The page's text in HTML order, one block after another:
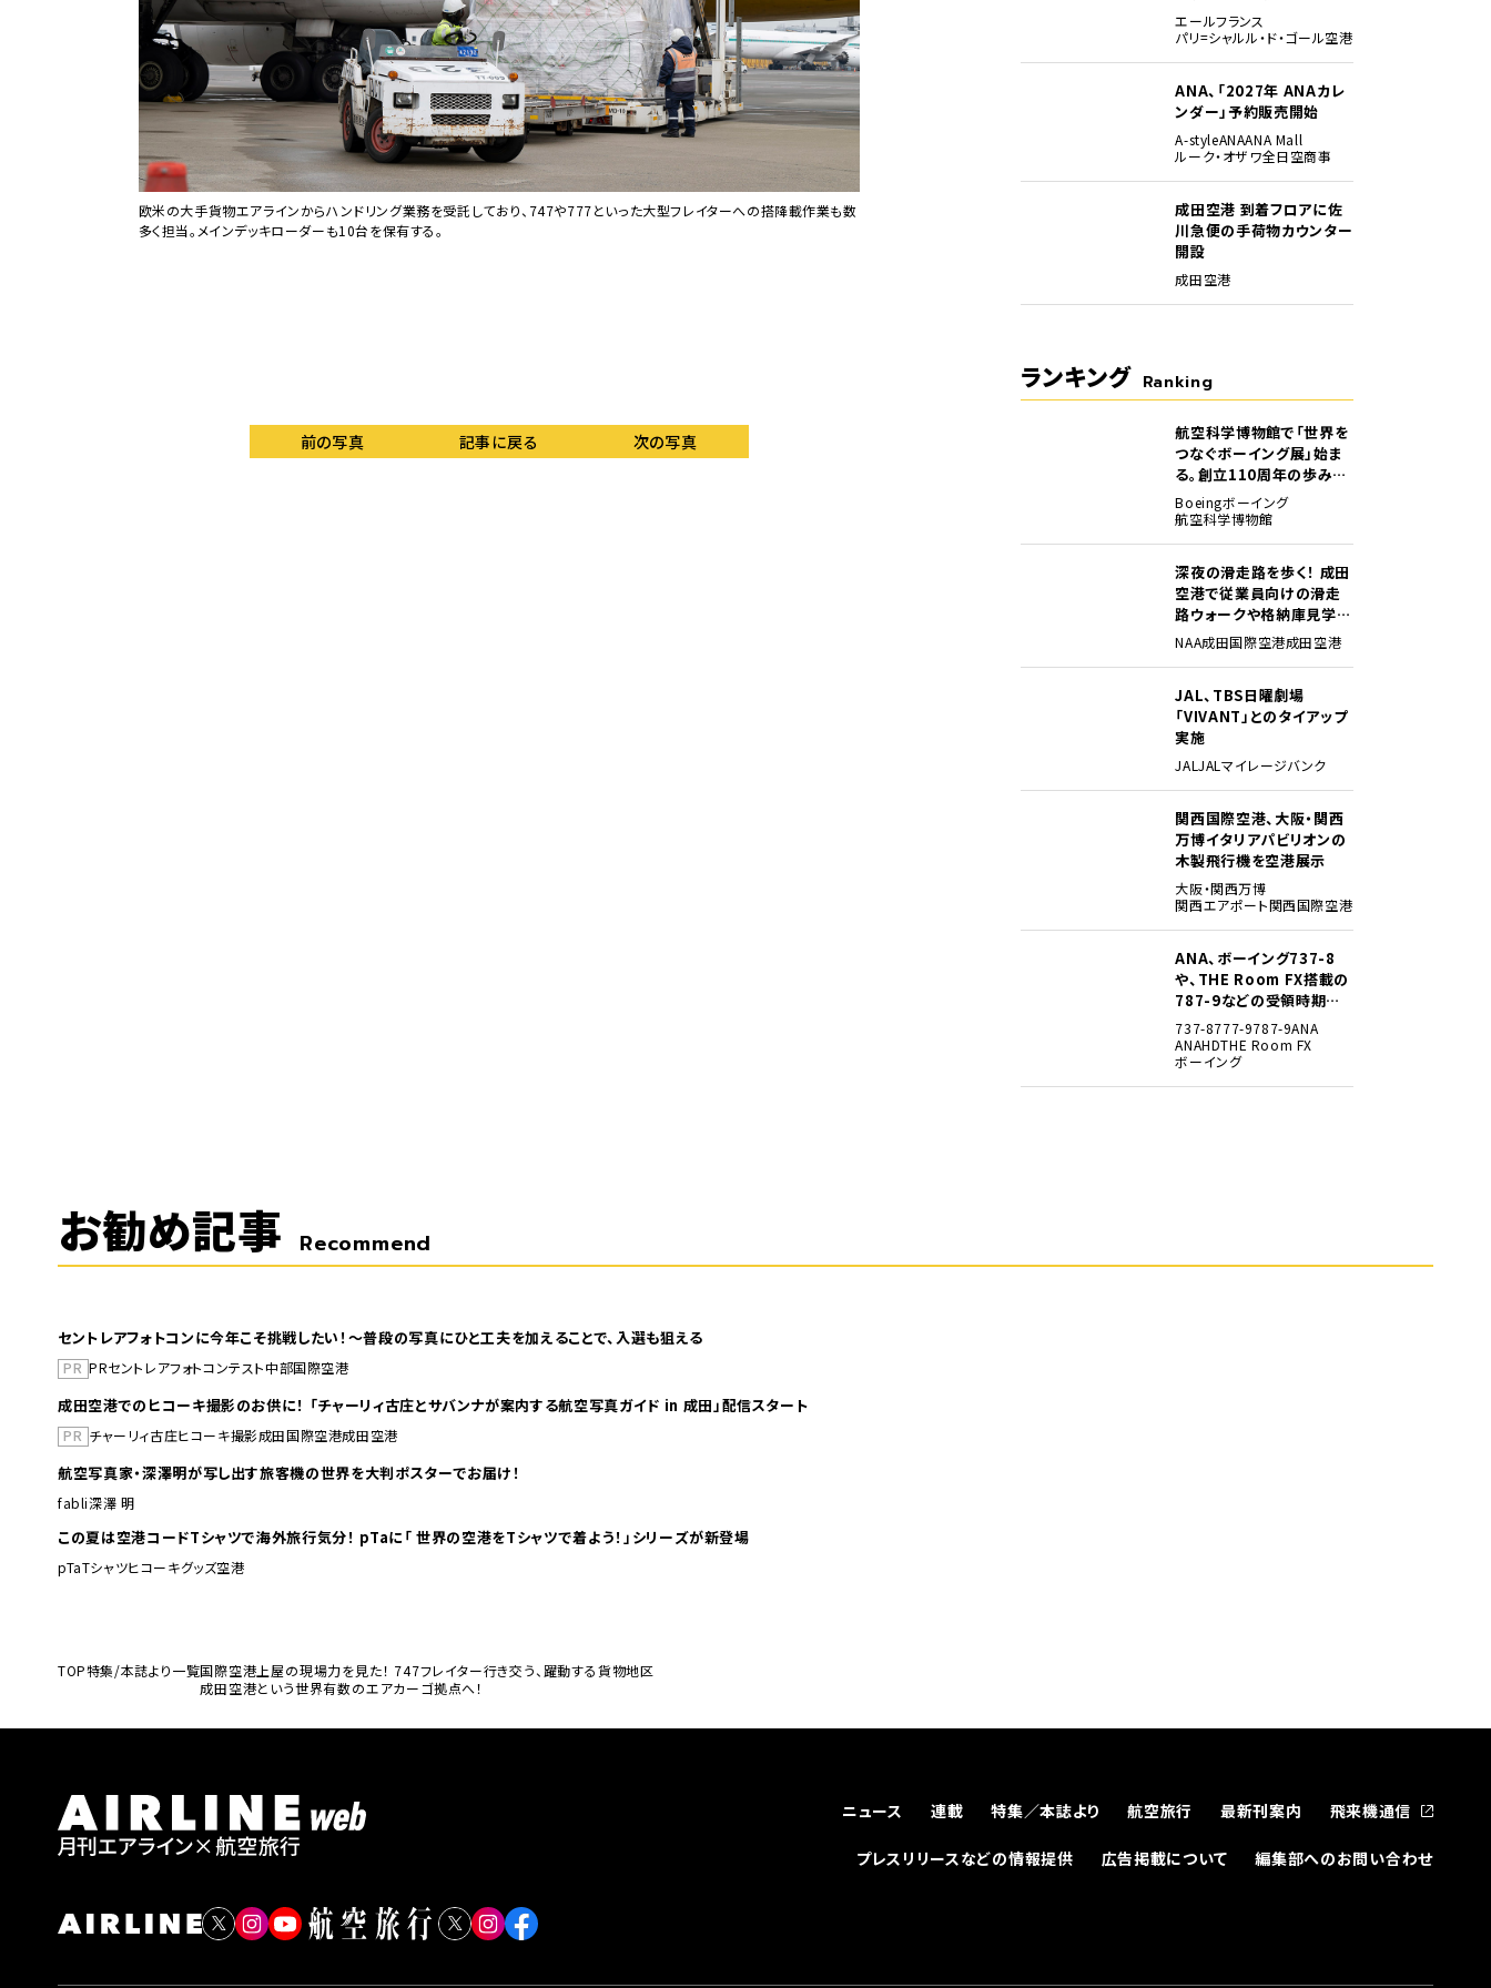
欧米の大手貨物エアラインからハンドリング業務を受託しており、747や777といった大型フレイターへの搭降載作業も数
多く担当。メインデッキローダーも10台を保有する。
96インチサイズのULD（パレット）で34台を搭載できる747-8Fのメインデッキ。大型の貨物が次々とカーゴ
前の写真 記事に戻る 次の写真
エールフランス
パリ=シャルル・ド・ゴール空港
ANA、「2027年 ANAカレ
ンダー」予約販売開始
A-styleANAANA Mall
ルーク・オザワ全日空商事
成田空港 到着フロアに佐
川急便の手荷物カウンター
開設
成田空港
ランキング Ranking
航空科学博物館で「世界を
つなぐボーイング展」始ま
る。創立110周年の歩みを
貴重な資料でたどる
Boeingボーイング
航空科学博物館
深夜の滑走路を歩く！ 成田
空港で従業員向けの滑走
路ウォークや格納庫見学イ
ベントを初開催
NAA成田国際空港成田空港
JAL、TBS日曜劇場
「VIVANT」とのタイアップ
実施
JALJALマイレージバンク
関西国際空港、大阪・関西
万博イタリアパビリオンの
木製飛行機を空港展示
大阪・関西万博
関西エアポート関西国際空港
ANA、ボーイング737-8
や、THE Room FX搭載の
787-9などの受領時期見
込みを明らかに
737-8777-9787-9ANA
ANAHDTHE Room FX
ボーイング
お勧め記事 Recommend
セントレアフォトコンに今年こそ挑戦したい！～普段の写真にひと工夫を加えることで、入選も狙える
PR PRセントレアフォトコンテスト中部国際空港
成田空港でのヒコーキ撮影のお供に！ 「チャーリィ古庄とサバンナが案内する航空写真ガイド in 成田」配信スタート
PR チャーリィ古庄ヒコーキ撮影成田国際空港成田空港
航空写真家・深澤明が写し出す旅客機の世界を大判ポスターでお届け！
fabli深澤 明
この夏は空港コードTシャツで海外旅行気分！ pTaに「 世界の空港をTシャツで着よう！」シリーズが新登場
pTaTシャツヒコーキグッズ空港
TOP特集/本誌より一覧国際空港上屋の現場力を見た！ 747フレイター行き交う、躍動する貨物地区
成田空港という世界有数のエアカーゴ拠点へ！
ニュース 連載 特集／本誌より 航空旅行 最新刊案内 飛来機通信
プレスリリースなどの情報提供 広告掲載について 編集部へのお問い合わせ